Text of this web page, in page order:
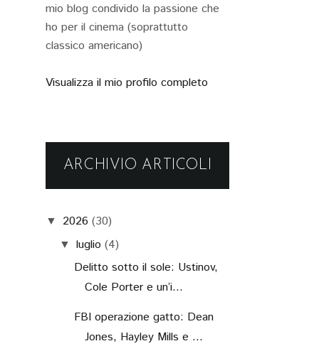
mio blog condivido la passione che
ho per il cinema (soprattutto
classico americano)
Visualizza il mio profilo completo
ARCHIVIO ARTICOLI
▼ 2026 (30)
▼ luglio (4)
Delitto sotto il sole: Ustinov,
Cole Porter e un’i...
FBI operazione gatto: Dean
Jones, Hayley Mills e ...